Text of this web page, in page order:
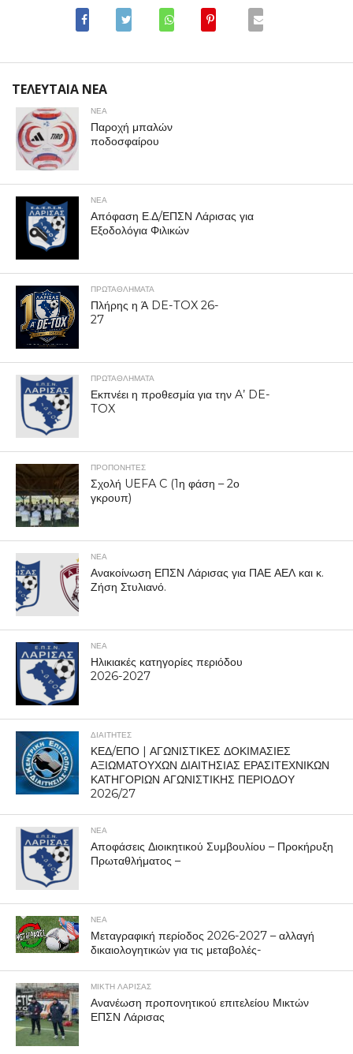
ΤΕΛΕΥΤΑΙΑ ΝΕΑ
ΝΕΑ
Παροχή μπαλών
ποδοσφαίρου
ΝΕΑ
Απόφαση Ε.Δ/ΕΠΣΝ Λάρισας για
Εξοδολόγια Φιλικών
ΠΡΩΤΑΘΛΉΜΑΤΑ
Πλήρης η Ά DE-TOX 26-
27
ΠΡΩΤΑΘΛΉΜΑΤΑ
Εκπνέει η προθεσμία για την A’ DE-
TOX
ΠΡΟΠΟΝΗΤΈΣ
Σχολή UEFA C (1η φάση – 2ο
γκρουπ)
ΝΕΑ
Ανακοίνωση ΕΠΣΝ Λάρισας για ΠΑΕ ΑΕΛ και κ.
Ζήση Στυλιανό.
ΝΕΑ
Ηλικιακές κατηγορίες περιόδου
2026-2027
ΔΙΑΙΤΗΤΕΣ
ΚΕΔ/ΕΠΟ | ΑΓΩΝΙΣΤΙΚΕΣ ΔΟΚΙΜΑΣΙΕΣ
ΑΞΙΩΜΑΤΟΥΧΩΝ ΔΙΑΙΤΗΣΙΑΣ ΕΡΑΣΙΤΕΧΝΙΚΩΝ
ΚΑΤΗΓΟΡΙΩΝ ΑΓΩΝΙΣΤΙΚΗΣ ΠΕΡΙΟΔΟΥ
2026/27
ΝΕΑ
Αποφάσεις Διοικητικού Συμβουλίου – Προκήρυξη
Πρωταθλήματος –
ΝΕΑ
Μεταγραφική περίοδος 2026-2027 – αλλαγή
δικαιολογητικών για τις μεταβολές-
ΜΙΚΤΗ ΛΑΡΙΣΑΣ
Ανανέωση προπονητικού επιτελείου Μικτών
ΕΠΣΝ Λάρισας